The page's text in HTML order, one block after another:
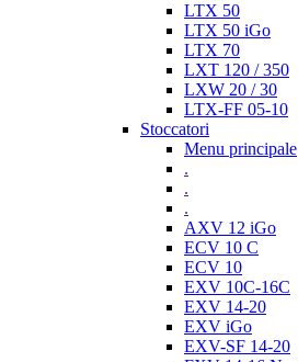
LTX 50
LTX 50 iGo
LTX 70
LXT 120 / 350
LXW 20 / 30
LTX-FF 05-10
Stoccatori
Menu principale
.
.
.
AXV 12 iGo
ECV 10 C
ECV 10
EXV 10C-16C
EXV 14-20
EXV iGo
EXV-SF 14-20